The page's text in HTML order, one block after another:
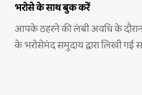
भरोसे के साथ बुक करें
आपके ठहरने की लंबी अवधि के
के भरोसेमंद समुदाय द्वारा लिखी गई